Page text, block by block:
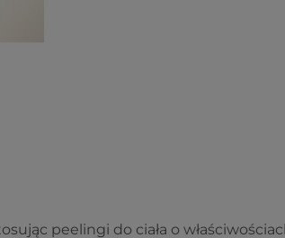
peelingi do ciała o